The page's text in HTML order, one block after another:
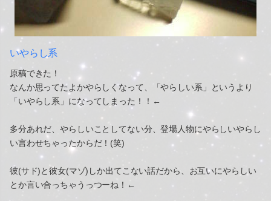
いやらし系
原稿できた！
なんか思ってたよかやらしくなって、「やらしい系」というより
「いやらし系」になってしまった！！←
多分あれだ、やらしいことしてない分、登場人物にやらしいやらし
い言わせちゃったからだ！(笑)
彼(サド)と彼女(マゾ)しか出てこない話だから、お互いにやらしい
とか言い合っちゃうっつーね！←